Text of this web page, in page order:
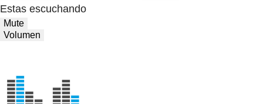
Estas escuchando
Mute
Volumen